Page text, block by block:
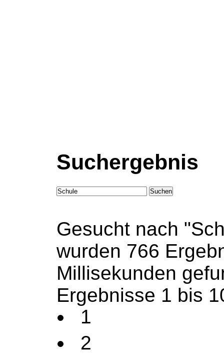
Suchergebnis
Suchen
Gesucht nach
wurden 766
Millisekunden
Ergebnisse 1 bis
1
2